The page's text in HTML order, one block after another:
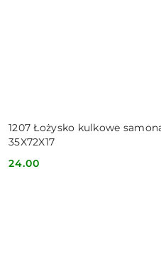
1207 Łożysko kulkowe
35X72X17
Cena:
24.00